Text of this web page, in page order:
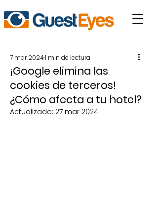
¡Google elimina las
cookies de terceros!
¿Cómo afecta a tu hotel?
7 mar 20241 min de lectura
Actualizado: 27 mar 2024